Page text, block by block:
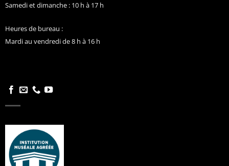
Samedi et dimanche : 10 h à 17 h
Heures de bureau :
Mardi au vendredi de 8 h à 16 h